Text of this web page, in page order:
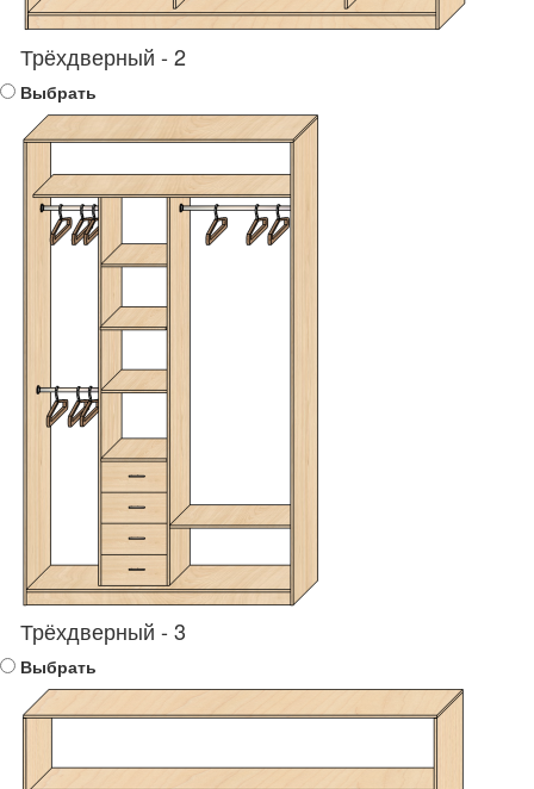
Трёхдверный - 2
Выбрать
Трёхдверный - 3
Выбрать